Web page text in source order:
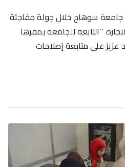
جامعة سوهاج خلال جولة مفاجئة
‘‘التابعة للجامعة بمقرها
عزيز على متابعة إصلاحات